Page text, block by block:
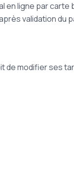
ligne par
validation
de modifier